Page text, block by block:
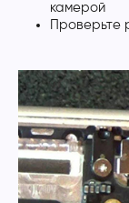
камерой